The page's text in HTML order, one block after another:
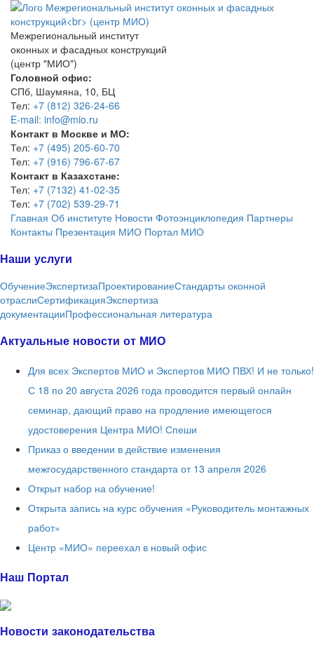
Межрегиональный институт
оконных и фасадных конструкций
(центр "МИО")
Головной офис:
СПб, Шаумяна, 10, БЦ
Тел: +7 (812) 326-24-66
E-mail: info@mio.ru
Контакт в Москве и МО:
Тел: +7 (495) 205-60-70
Тел: +7 (916) 796-67-67
Контакт в Казахстане:
Тел: +7 (7132) 41-02-35
Тел: +7 (702) 539-29-71
Главная Об институте Новости Фотоэнциклопедия Партнеры
Контакты Презентация МИО Портал МИО
Наши услуги
ОбучениеЭкспертизаПроектированиеСтандарты оконной
отраслиСертификацияЭкспертиза
документацииПрофессиональная литература
Актуальные новости от МИО
Для всех Экспертов МИО и Экспертов МИО ПВХ! И не только!
С 18 по 20 августа 2026 года проводится первый онлайн
семинар, дающий право на продление имеющегося
удостоверения Центра МИО! Спеши
Приказ о введении в действие изменения
межгосударственного стандарта от 13 апреля 2026
Открыт набор на обучение!
Открыта запись на курс обучения «Руководитель монтажных
работ»
Центр «МИО» переехал в новый офис
Наш Портал
Новости законодательства